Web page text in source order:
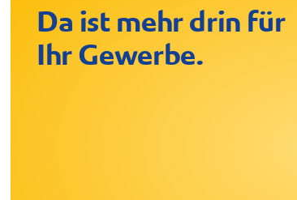
Da ist mehr drin für
Ihr Gewerbe.